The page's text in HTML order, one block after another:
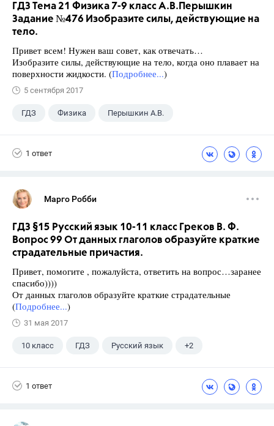
ГДЗ Тема 21 Физика 7-9 класс А.В.Перышкин
Задание №476 Изобразите силы, действующие на
тело.
Привет всем! Нужен ваш совет, как отвечать…
Изобразите силы, действующие на тело, когда оно плавает на
поверхности жидкости. (Подробнее...)
5 сентября 2017
ГДЗ Физика Перышкин А.В.
1 ответ
Марго Робби
ГДЗ §15 Русский язык 10-11 класс Греков В. Ф.
Вопрос 99 От данных глаголов образуйте краткие
страдательные причастия.
Привет, помогите , пожалуйста, ответить на вопрос…заранее
спасибо))))
От данных глаголов образуйте краткие страдательные
(Подробнее...)
31 мая 2017
10 класс ГДЗ Русский язык +2
1 ответ